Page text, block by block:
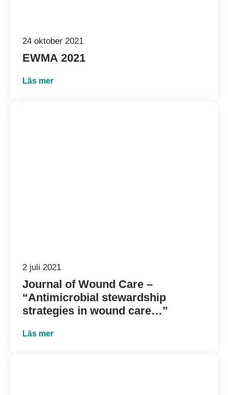
24 oktober 2021
EWMA 2021
Läs mer
2 juli 2021
Journal of Wound Care –
“Antimicrobial stewardship
strategies in wound care…”
Läs mer